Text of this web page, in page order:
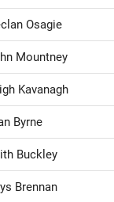
Osagie
Mountney
Kavanagh
Byrne
Buckley
Brennan